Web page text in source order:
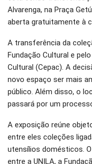
Alvarenga, na Praça
aberta gratuitamente à
A transferência da
Fundação Cultural e
Cultural (Cepac). A
novo espaço ser mais
público. Além disso, o
passará por um
A exposição reúne
entre eles coleções
utensílios domésticos.
entre a UNILA, a